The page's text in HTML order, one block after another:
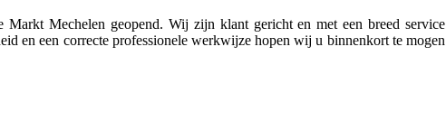
Mechelen geopend. Wij zijn klant gericht en met een breed service
en een correcte professionele werkwijze hopen wij u binnenkort te mogen